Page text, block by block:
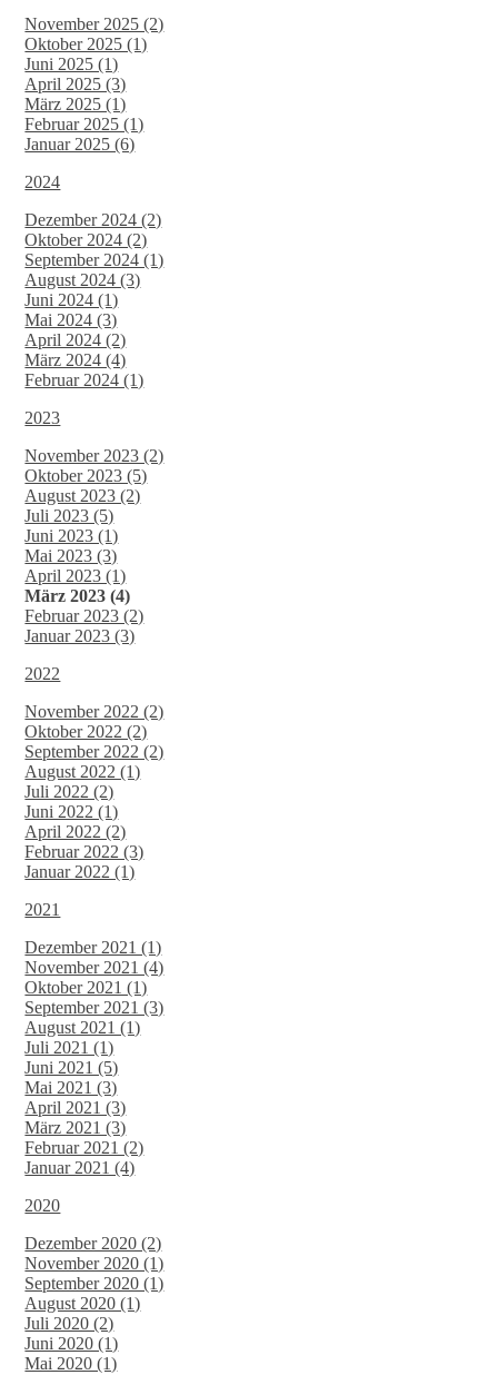
November 2025 (2)
Oktober 2025 (1)
Juni 2025 (1)
April 2025 (3)
März 2025 (1)
Februar 2025 (1)
Januar 2025 (6)
2024
Dezember 2024 (2)
Oktober 2024 (2)
September 2024 (1)
August 2024 (3)
Juni 2024 (1)
Mai 2024 (3)
April 2024 (2)
März 2024 (4)
Februar 2024 (1)
2023
November 2023 (2)
Oktober 2023 (5)
August 2023 (2)
Juli 2023 (5)
Juni 2023 (1)
Mai 2023 (3)
April 2023 (1)
März 2023 (4)
Februar 2023 (2)
Januar 2023 (3)
2022
November 2022 (2)
Oktober 2022 (2)
September 2022 (2)
August 2022 (1)
Juli 2022 (2)
Juni 2022 (1)
April 2022 (2)
Februar 2022 (3)
Januar 2022 (1)
2021
Dezember 2021 (1)
November 2021 (4)
Oktober 2021 (1)
September 2021 (3)
August 2021 (1)
Juli 2021 (1)
Juni 2021 (5)
Mai 2021 (3)
April 2021 (3)
März 2021 (3)
Februar 2021 (2)
Januar 2021 (4)
2020
Dezember 2020 (2)
November 2020 (1)
September 2020 (1)
August 2020 (1)
Juli 2020 (2)
Juni 2020 (1)
Mai 2020 (1)